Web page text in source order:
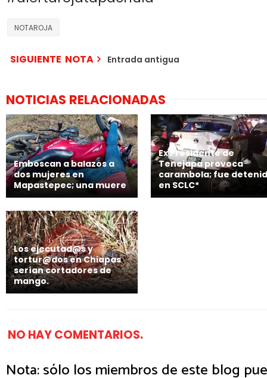
NOTAROJA
SIGUIENTE NOTA Entrada antigua
NOTICIAS RELACIONADAS
Emboscan a balazos a
dos mujeres en
Mapastepec; una muere
Ex Presidente de
Tenejapa provoca
carambola; fue
en SCLC*
Los ejecutad@s y
tortur@dos en Chiapas
serían cortadores de
mango.
NO HAY COMENTARIOS.
Nota: sólo los miembros de este blog